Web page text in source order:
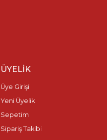
ÜYELIK
Üye Girişi
Yeni Üyelik
Sepetim
Sipariş Takibi